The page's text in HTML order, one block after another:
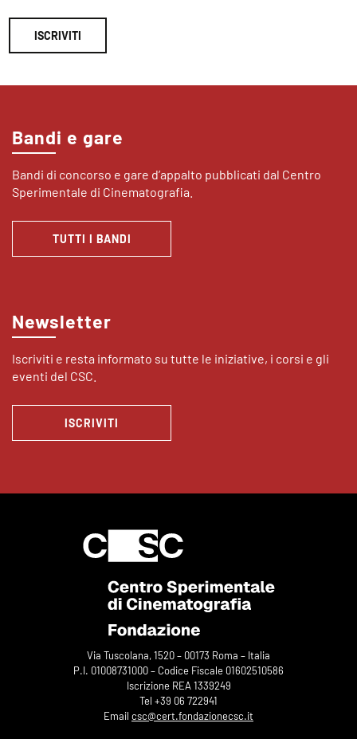
ISCRIVITI
Bandi e gare
Bandi di concorso e gare d’appalto pubblicati dal Centro
Sperimentale di Cinematografia.
TUTTI I BANDI
Newsletter
Iscriviti e resta informato su tutte le iniziative, i corsi e gli
eventi del CSC.
ISCRIVITI
Via Tuscolana, 1520 – 00173 Roma – Italia
P.I. 01008731000 – Codice Fiscale 01602510586
Iscrizione REA 1339249
Tel +39 06 722941
Email csc@cert.fondazionecsc.it